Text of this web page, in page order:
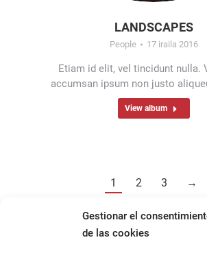
Gestionar el
de las cookies
LANDSCAPES
People 17 iraila 2016
Etiam id elit, vel tincidunt nulla.
accumsan ipsum non justo
View album
1 2 3 →